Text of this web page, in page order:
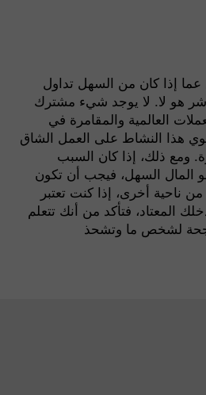
عما إذا كان من السهل تداول
هو لا. لا يوجد شيء مشترك
العالمية والمقامرة في
هذا النشاط على العمل الشاق
ومع ذلك، إذا كان السبب
المال السهل، فيجب أن تكون
ناحية أخرى، إذا كنت تعتبر
المعتاد، فتأكد من أنك تتعلم
لشخص ما وتشحذ